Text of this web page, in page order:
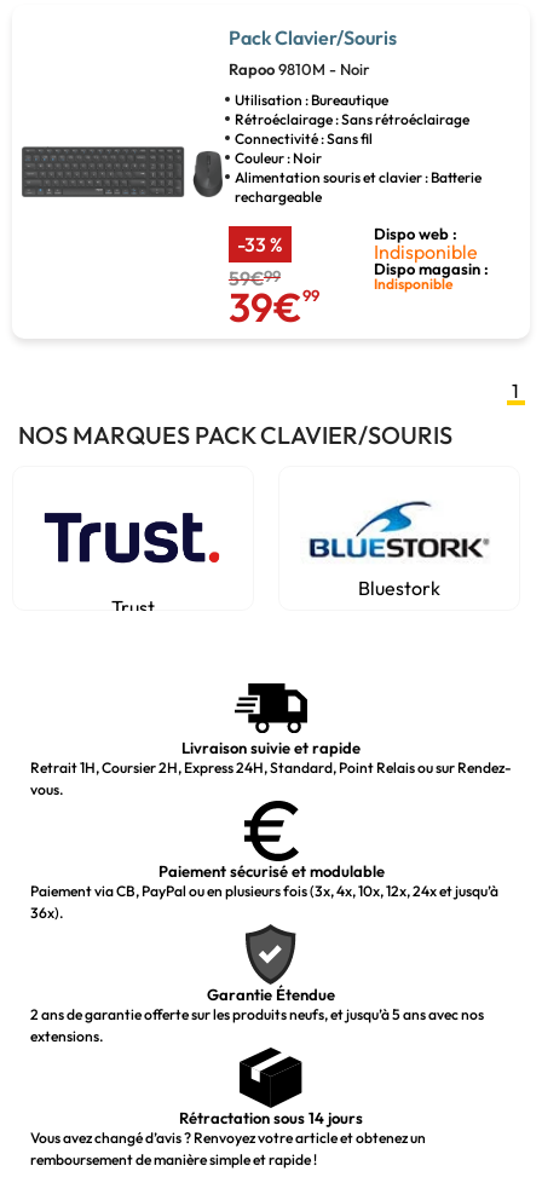
Pack Clavier/Souris
Rapoo9810M - Noir
Utilisation : Bureautique
Rétroéclairage : Sans rétroéclairage
Connectivité : Sans fil
Couleur : Noir
Alimentation souris et clavier : Batterie
rechargeable
-33 %
59€99
39€99
Dispo web :
Indisponible
Dispo magasin :
Indisponible
1
NOS MARQUES PACK CLAVIER/SOURIS
Trust
Bluestork
Livraison suivie et rapide
Retrait 1H, Coursier 2H, Express 24H, Standard, Point Relais ou sur Rendez-
vous.
Paiement sécurisé et modulable
Paiement via CB, PayPal ou en plusieurs fois (3x, 4x, 10x, 12x, 24x et jusqu’à
36x).
Garantie Étendue
2 ans de garantie offerte sur les produits neufs, et jusqu’à 5 ans avec nos
extensions.
Rétractation sous 14 jours
Vous avez changé d’avis ? Renvoyez votre article et obtenez un
remboursement de manière simple et rapide !